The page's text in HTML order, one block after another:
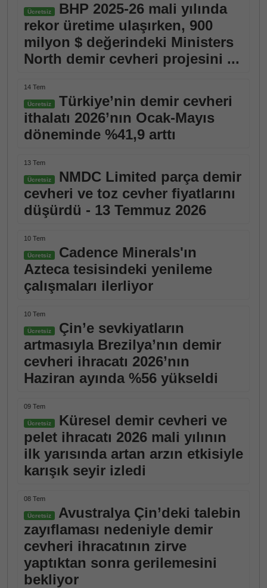
Ücretsiz
BHP 2025-26 mali yılında
rekor üretime ulaşırken, 900
milyon $ değerindeki Ministers
North demir cevheri projesini ...
14 Tem
Ücretsiz
Türkiye’nin demir cevheri
ithalatı 2026’nın Ocak-Mayıs
döneminde %41,9 arttı
13 Tem
Ücretsiz
NMDC Limited parça demir
cevheri ve toz cevher fiyatlarını
düşürdü - 13 Temmuz 2026
10 Tem
Ücretsiz
Cadence Minerals'ın
Azteca tesisindeki yenileme
çalışmaları ilerliyor
10 Tem
Ücretsiz
Çin’e sevkiyatların
artmasıyla Brezilya’nın demir
cevheri ihracatı 2026’nın
Haziran ayında %56 yükseldi
09 Tem
Ücretsiz
Küresel demir cevheri ve
pelet ihracatı 2026 mali yılının
ilk yarısında artan arzın etkisiyle
karışık seyir izledi
08 Tem
Ücretsiz
Avustralya Çin’deki talebin
zayıflaması nedeniyle demir
cevheri ihracatının zirve
yaptıktan sonra gerilemesini
bekliyor